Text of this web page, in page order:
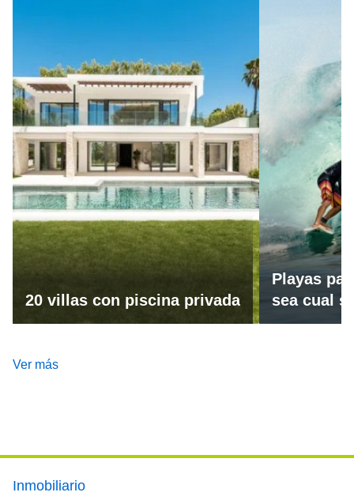
20 villas con piscina privada
Playas
sea cual
Ver más
Footer main menu
Inmobiliario